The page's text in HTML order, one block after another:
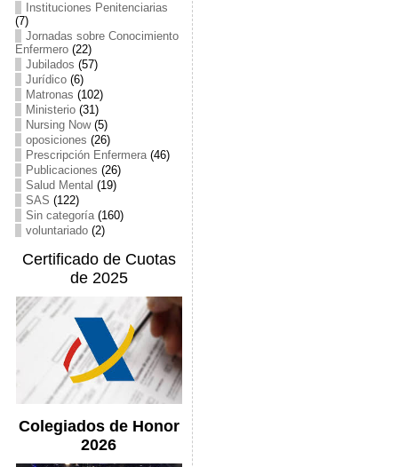
Instituciones Penitenciarias
(7)
Jornadas sobre Conocimiento
Enfermero(22)
Jubilados (57)
Jurídico(6)
Matronas (102)
Ministerio(31)
Nursing Now(5)
oposiciones (26)
Prescripción Enfermera(46)
Publicaciones (26)
Salud Mental (19)
SAS (122)
Sin categoría(160)
voluntariado(2)
Certificado de Cuotas
de 2025
Colegiados de Honor
2026